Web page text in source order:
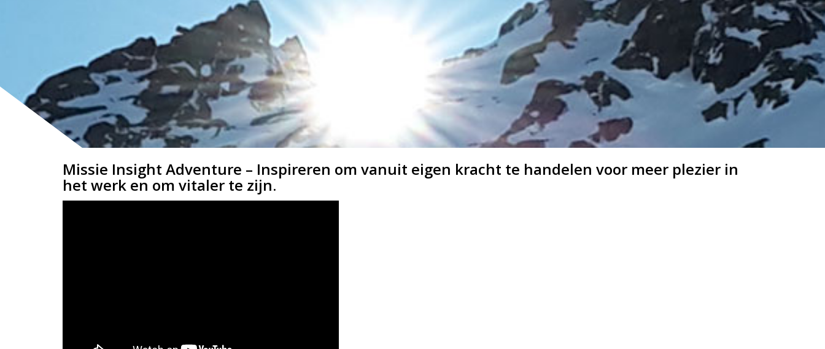
Missie Insight Adventure – Inspireren om vanuit eigen kracht te handelen voor meer plezier in
het werk en om vitaler te zijn.